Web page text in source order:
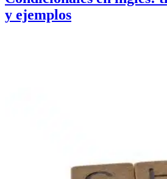
y ejemplos